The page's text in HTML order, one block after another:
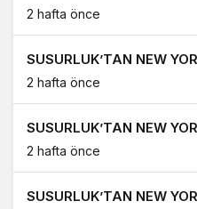
2 hafta önce
SUSURLUK’TAN NEW
2 hafta önce
SUSURLUK’TAN NEW
2 hafta önce
SUSURLUK’TAN NEW